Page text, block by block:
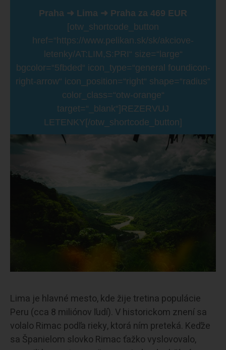
Praha ➜ Lima ➜ Praha za 469 EUR
[otw_shortcode_button
href=“https://www.pelikan.sk/sk/akciove-
letenky/AT:LIM,S:PRI“ size=“large“
bgcolor=“5fbded“ icon_type=“general foundicon-
right-arrow“ icon_position=“right“ shape=“radius“
color_class=“otw-orange“
target=“_blank“]REZERVUJ
LETENKY[/otw_shortcode_button]
Lima je hlavné mesto, kde žije tretina populácie
Peru (cca 8 miliónov ľudí). V historickom znení sa
volalo Rimac podľa rieky, ktorá ním preteká. Keďže
sa Španielom slovko Rimac ťažko vyslovovalo,